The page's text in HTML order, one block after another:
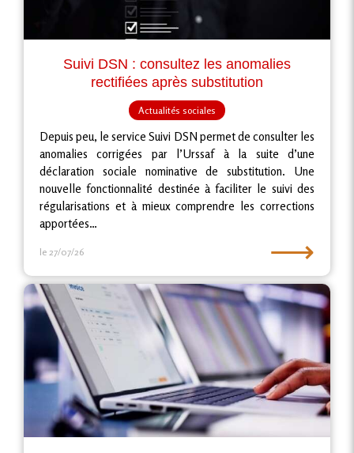
Suivi DSN : consultez les anomalies
rectifiées après substitution
Actualités sociales
Depuis peu, le service Suivi DSN permet de consulter les
anomalies corrigées par l’Urssaf à la suite d’une
déclaration sociale nominative de substitution. Une
nouvelle fonctionnalité destinée à faciliter le suivi des
régularisations et à mieux comprendre les corrections
apportées…
le 27/07/26 ⟶